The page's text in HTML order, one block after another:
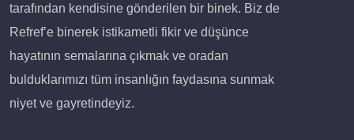
tarafından kendisine gönderilen bir binek. Biz de
Refref’e binerek istikametli fikir ve düşünce
hayatının semalarına çıkmak ve oradan
bulduklarımızı tüm insanlığın faydasına sunmak
niyet ve gayretindeyiz.